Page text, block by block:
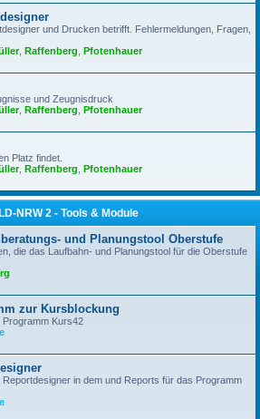
und Drucken betrifft. Fehlermeldungen, Fragen,
, Raffenberg Pfotenhauer
und Zeugnisdruck
, Raffenberg Pfotenhauer
Platz findet.
, Raffenberg Pfotenhauer
NRW 2 - Tools & Module
und Planungstool Oberstufe
die das Laufbahn- und Planungstool für die Oberstufe
zur Kursblockung
Kurs42
in dem und Reports für das Programm